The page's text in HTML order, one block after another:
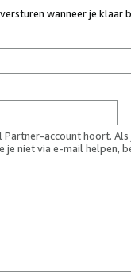
wanneer je klaar
account hoort. Als
je niet via e-mail helpen,